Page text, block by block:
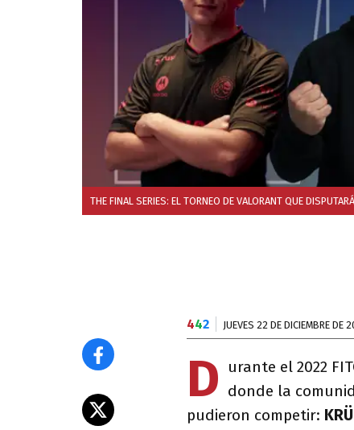
THE FINAL SERIES: EL TORNEO DE VALORANT QUE
442 JUEVES 22 DE DICIEMBRE DE
D
urante el 2022
donde la
pudieron competir: